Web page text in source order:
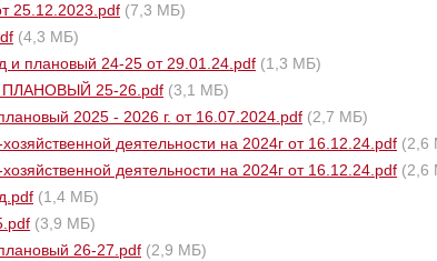
25.12.2023.pdf (7,3 МБ)
(4,3 МБ)
и плановый 24-25 от 29.01.24.pdf (1,3 МБ)
25-26.pdf (3,1 МБ)
2025 - 2026 г. от 16.07.2024.pdf (2,7 МБ)
деятельности на 2024г от 16.12.24.pdf (2,6
деятельности на 2024г от 16.12.24.pdf (2,6
(1,4 МБ)
(3,9 МБ)
26-27.pdf (2,9 МБ)